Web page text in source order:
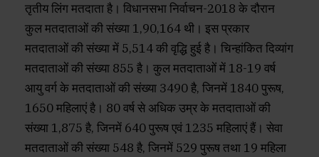
तृतीय लिंग मतदाता है। विधानसभा निर्वाचन-2018 के दौरान
कुल मतदाताओं की संख्या 1,90,164 थी। इस प्रकार
मतदाताओं की संख्या में 5,514 की वृद्धि हुई है। चिन्हांकित दिव्यांग
मतदाताओं की संख्या 855 है। कुल मतदाताओं में 18-19 वर्ष
आयु वर्ग के मतदाताओं की संख्या 3490 है, जिनमें 1840 पुरूष,
1650 महिलाएं है। 80 वर्ष से अधिक उम्र के मतदाताओं की
संख्या 1,875 है, जिनमें 640 पुरूष एवं 1235 महिलाएं हैं। सेवा
मतदाताओं की संख्या 548 है, जिनमें 529 पुरूष तथा 19 महिला